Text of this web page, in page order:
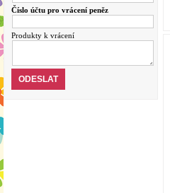
Číslo účtu pro vrácení peněz
Produkty k vrácení